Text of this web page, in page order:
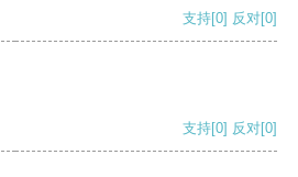
支持[0] 反对[0]
支持[0] 反对[0]